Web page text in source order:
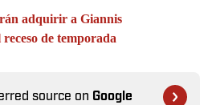
adquirir a Giannis
de temporada
source on Google